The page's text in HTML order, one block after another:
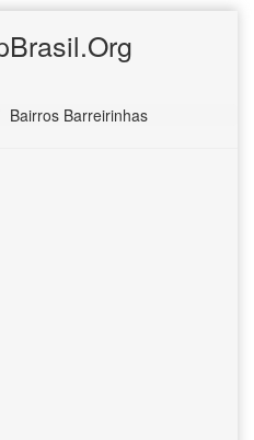
Bairros Barreirinhas